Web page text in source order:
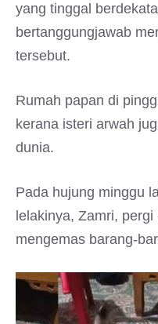
yang tinggal
bertanggungjawab
tersebut.
Rumah papan di
kerana isteri arwah
dunia.
Pada hujung minggu
lelakinya, Zamri,
mengemas barang-